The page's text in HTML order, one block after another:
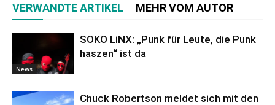
VERWANDTE ARTIKEL MEHR VOM AUTOR
News
SOKO LiNX: „Punk für Leute, die Punk
haszen“ ist da
Chuck Robertson meldet sich mit den